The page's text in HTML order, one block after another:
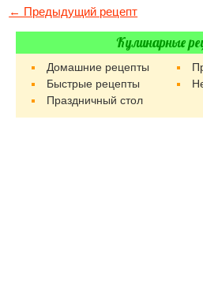
← Предыдущий рецепт
Кулинарные
Домашние рецепты
Быстрые рецепты
Праздничный стол